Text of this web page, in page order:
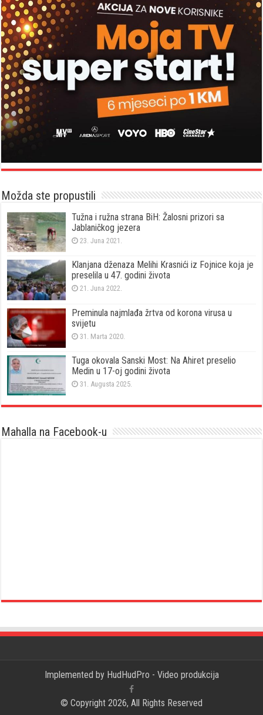
Možda ste propustili
Tužna i ružna strana BiH: Žalosni prizori sa
Jablaničkog jezera
23. Juna 2021.
Klanjana dženaza Melihi Krasnići iz Fojnice koja je
preselila u 47. godini života
21. Juna 2022.
Preminula najmlađa žrtva od korona virusa u
svijetu
31. Marta 2020.
Tuga okovala Sanski Most: Na Ahiret preselio
Medin u 17-oj godini života
31. Augusta 2025.
Mahalla na Facebook-u
Implemented by HudHudPro - Video produkcija
© Copyright 2026, All Rights Reserved